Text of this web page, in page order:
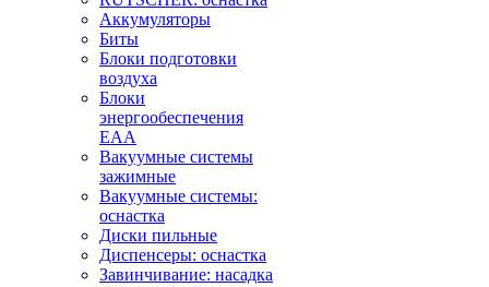
Аккумуляторы
Биты
Блоки подготовки
воздуха
Блоки
энергообеспечения
EAA
Вакуумные системы
зажимные
Вакуумные системы:
оснастка
Диски пильные
Диспенсеры: оснастка
Завинчивание: насадка